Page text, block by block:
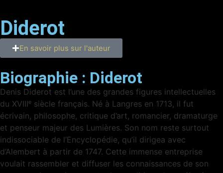
Diderot
En savoir plus sur l'auteur
Biographie : Diderot
Denis Diderot est l’une des grandes figures intellectuelles
du XVIIIᵉ siècle français. Né à Langres en 1713, il fut
écrivain, philosophe, critique d’art, romancier, dramaturge
et penseur majeur des Lumières. Son nom reste surtout
indissociable de l’Encyclopédie, qu’il dirigea avec
d’Alembert à partir de 1747. Cette immense entreprise
voulait rassembler et diffuser les connaissances de son